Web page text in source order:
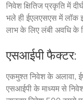
निवेश क्षितिज प्रकृति में
भले ही ईएलएसएस में लॉक
लाभ के लिए लंबी अवधि के
एसआईपी फैक्टर:
एकमुश्त निवेश के अलावा,
एसआईपी के माध्यम से